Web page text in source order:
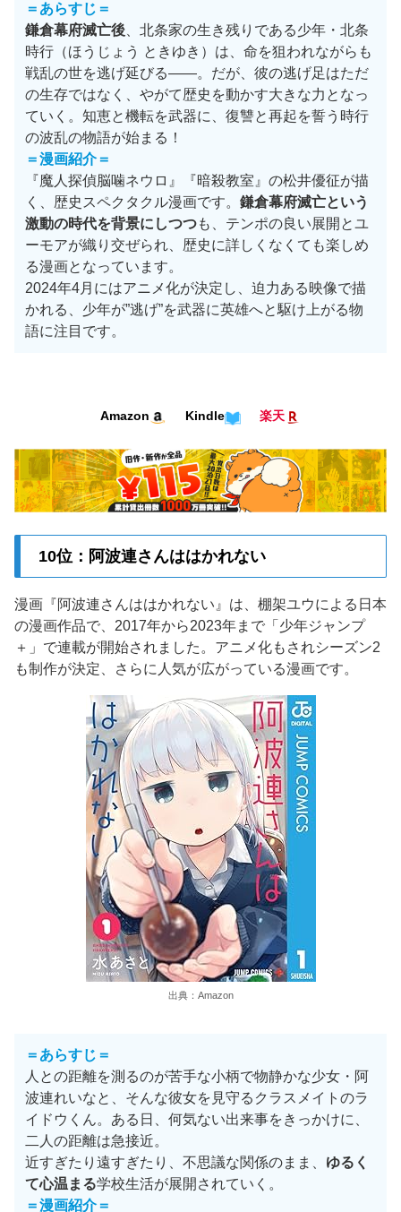
＝あらすじ＝
鎌倉幕府滅亡後、北条家の生き残りである少年・北条
時行（ほうじょう ときゆき）は、命を狙われながらも
戦乱の世を逃げ延びる——。だが、彼の逃げ足はただ
の生存ではなく、やがて歴史を動かす大きな力となっ
ていく。知恵と機転を武器に、復讐と再起を誓う時行
の波乱の物語が始まる！
＝漫画紹介＝
『魔人探偵脳噛ネウロ』『暗殺教室』の松井優征が描
く、歴史スペクタクル漫画です。 鎌倉幕府滅亡という
激動の時代を背景にしつつも、テンポの良い展開とユ
ーモアが織り交ぜられ、歴史に詳しくなくても楽しめ
る漫画となっています。
2024年4月にはアニメ化が決定し、迫力ある映像で描
かれる、少年が”逃げ”を武器に英雄へと駆け上がる物
語に注目です。
Amazon Kindle 楽天
10位：阿波連さんははかれない
漫画『阿波連さんははかれない』は、棚架ユウによる日本
の漫画作品で、2017年から2023年まで「少年ジャンプ
＋」で連載が開始されました。アニメ化もされシーズン2
も制作が決定、さらに人気が広がっている漫画です。
出典：Amazon
＝あらすじ＝
人との距離を測るのが苦手な小柄で物静かな少女・阿
波連れいなと、そんな彼女を見守るクラスメイトのラ
イドウくん。ある日、何気ない出来事をきっかけに、
二人の距離は急接近。
近すぎたり遠すぎたり、不思議な関係のまま、 ゆるく
て心温まる学校生活が展開されていく。
＝漫画紹介＝